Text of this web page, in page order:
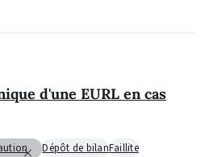
d'une EURL en cas
Dépôt de bilanFaillite